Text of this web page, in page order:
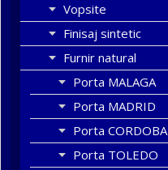
Vopsite
Finisaj sintetic
Furnir natural
Porta MALAGA
Porta MADRID
Porta CORDOBA
Porta TOLEDO